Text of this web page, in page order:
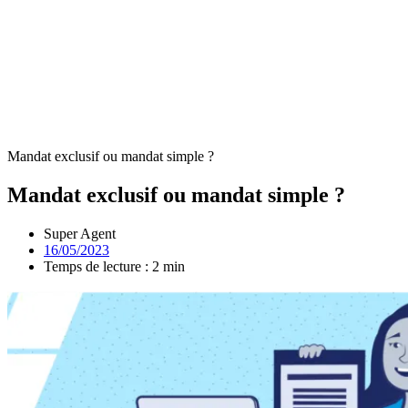
Mandat exclusif ou mandat simple ?
Mandat exclusif ou mandat simple ?
Super Agent
16/05/2023
Temps de lecture : 2 min